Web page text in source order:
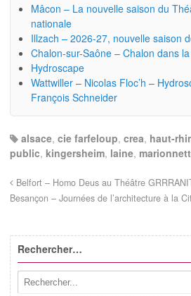
Mâcon – La nouvelle saison du
nationale
Illzach – 2026-27, nouvelle saison
Chalon-sur-Saône – Chalon dans
Hydroscape
Wattwiller – Nicolas Floc’h –
François Schneider
alsace, cie farfeloup, crea, haut-
public, kingersheim, laine,
Belfort – Homo Deus au Théâtre
Besançon – Journées de l’architecture à la
Rechercher…